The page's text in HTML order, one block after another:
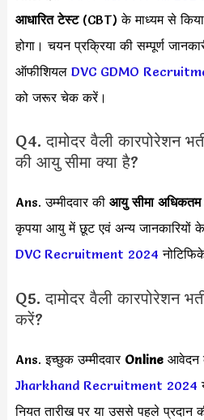
आधारित टेस्ट (CBT) के माध्यम से
होगा। चयन प्रक्रिया की सम्पूर्ण
ऑफीशियल DVC GDMO
को जरूर चेक करें।
Q4. दामोदर वैली कारपोरेशन
की आयु सीमा क्या है?
Ans. उम्मीदवार की आयु सीमा अधिकतम
कृपया आयु में छूट एवं अन्य जानकारियों
DVC Recruitment 2024
Q5. दामोदर वैली कारपोरेशन
करें?
Ans. इच्छुक उम्मीदवार Online आवेदन
Jharkhand Recruitment 2024
नियत तारीख पर या उससे पहले प्रदान